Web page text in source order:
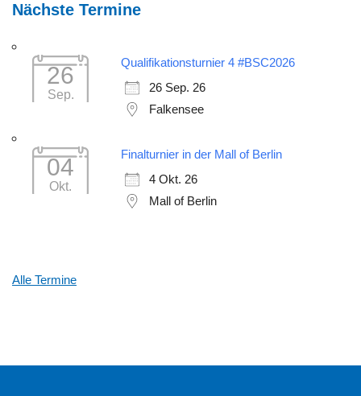
Nächste Termine
26
Sep.
Qualifikationsturnier 4 #BSC2026
26 Sep. 26
Falkensee
04
Okt.
Finalturnier in der Mall of Berlin
4 Okt. 26
Mall of Berlin
Alle Termine